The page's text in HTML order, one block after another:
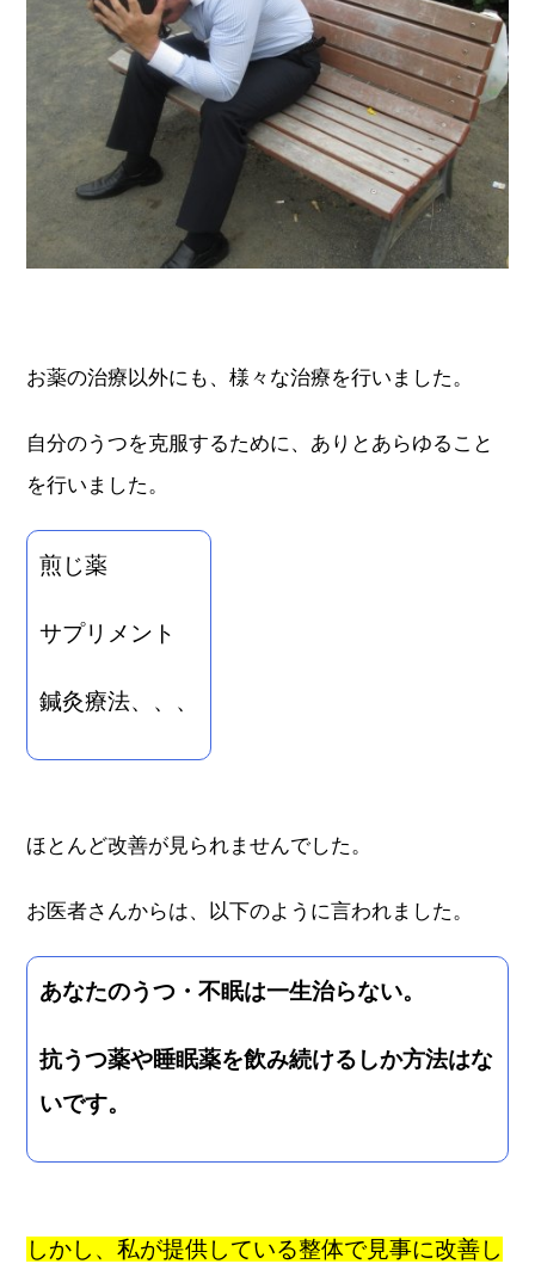
お薬の治療以外にも、様々な治療を行いました。
自分のうつを克服するために、ありとあらゆること
を行いました。
煎じ薬
サプリメント
鍼灸療法、、、
ほとんど改善が見られませんでした。
お医者さんからは、以下のように言われました。
あなたのうつ・不眠は一生治らない。
抗うつ薬や睡眠薬を飲み続けるしか方法はな
いです。
しかし、私が提供している整体で見事に改善し